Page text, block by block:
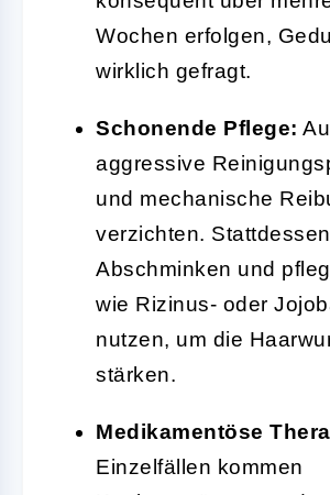
Wochen erfolgen,
wirklich gefragt.
Schonende Pflege:
aggressive
und mechanische
verzichten.
Abschminken und
wie Rizinus- oder
nutzen, um die
stärken.
Medikamentöse
Einzelfällen kommen